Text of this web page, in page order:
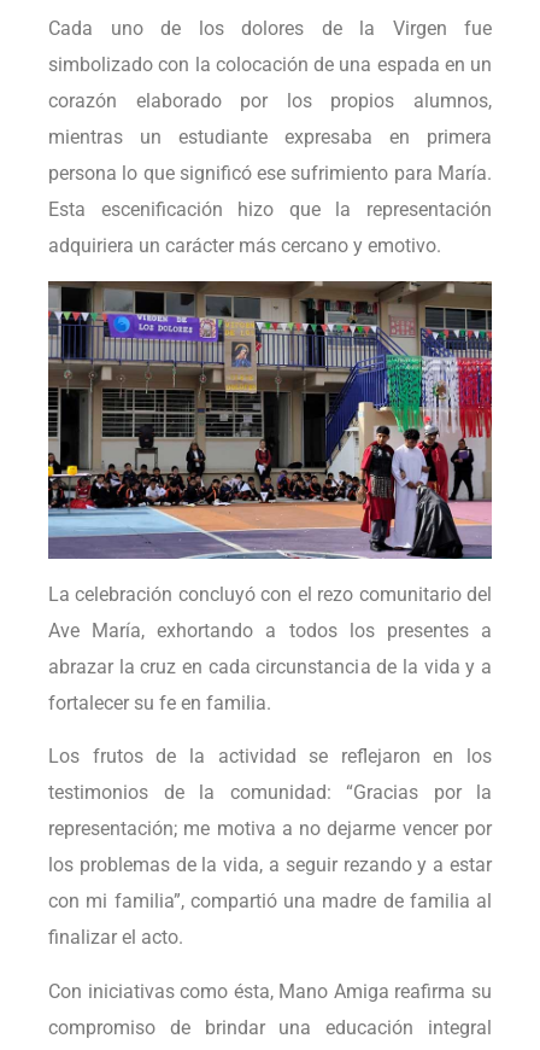
Cada uno de los dolores de la Virgen fue
simbolizado con la colocación de una espada en un
corazón elaborado por los propios alumnos,
mientras un estudiante expresaba en primera
persona lo que significó ese sufrimiento para María.
Esta escenificación hizo que la representación
adquiriera un carácter más cercano y emotivo.
La celebración concluyó con el rezo comunitario del
Ave María, exhortando a todos los presentes a
abrazar la cruz en cada circunstancia de la vida y a
fortalecer su fe en familia.
Los frutos de la actividad se reflejaron en los
testimonios de la comunidad: “Gracias por la
representación; me motiva a no dejarme vencer por
los problemas de la vida, a seguir rezando y a estar
con mi familia”, compartió una madre de familia al
finalizar el acto.
Con iniciativas como ésta, Mano Amiga reafirma su
compromiso de brindar una educación integral